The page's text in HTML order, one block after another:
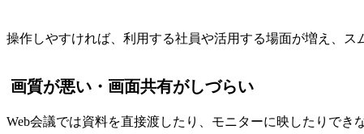
操作しやすければ、利用する社員や活用する場面が増え、
画質が悪い・画面共有がしづらい
Web会議では資料を直接渡したり、モニターに映したりでき